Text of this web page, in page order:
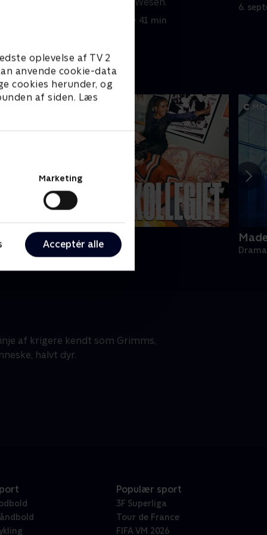
oplevelse af TV 2
anvende cookie-data
cookies herunder, og
af siden. Læs
Marketing
Acceptér alle
6. september 2023 • 41 min
6.
Kollegiet
• 1 sæsoner
af krigere kendt som Grimms,
halvt dyr.
Populær sport
3F Superliga
Tour de France
FIFA VM 2026